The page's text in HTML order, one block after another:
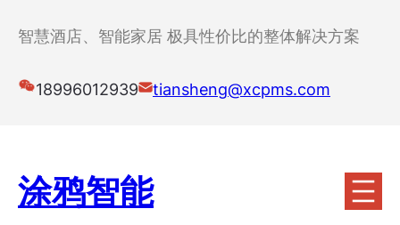
智慧酒店、智能家居 极具性价比的整体解决方案
18996012939 tiansheng@xcpms.com
涂鸦智能